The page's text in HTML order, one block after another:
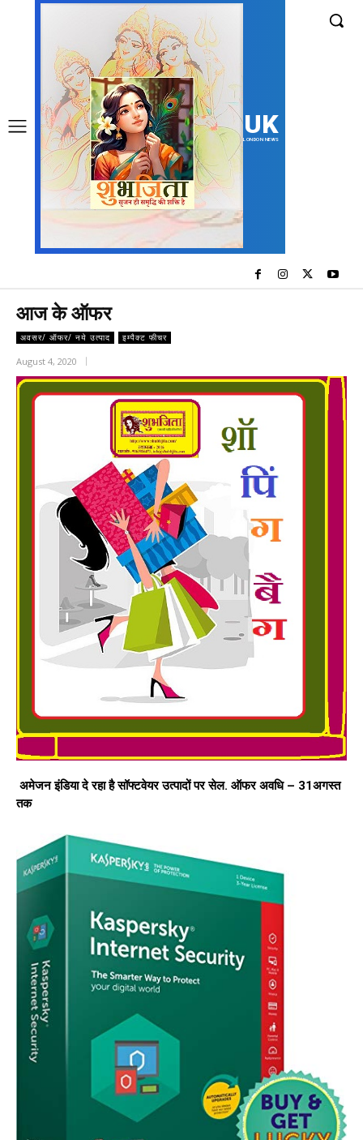
UK
LONDON NEWS
आज के ऑफर
अवसर/ ऑफर/ नये उत्पाद इम्पैक्ट फीचर
August 4, 2020
अमेजन इंडिया दे रहा है सॉफ्टवेयर उत्पादों पर सेल. ऑफर अवधि – 31अगस्त
तक